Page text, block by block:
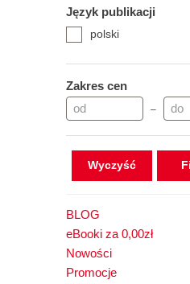
Język publikacji
polski
Zakres cen
–
Wyczyść
BLOG
eBooki za 0,00zł
Nowości
Promocje